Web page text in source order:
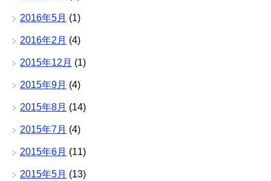
2016年5月 (1)
2016年2月 (4)
2015年12月 (1)
2015年9月 (4)
2015年8月 (14)
2015年7月 (4)
2015年6月 (11)
2015年5月 (13)